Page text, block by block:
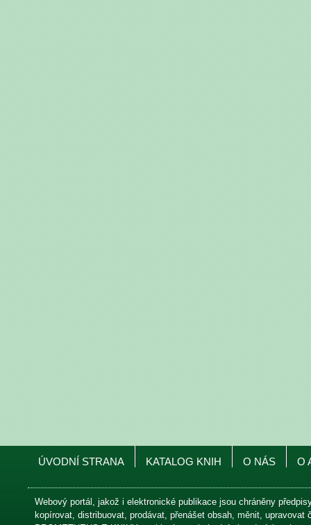
ÚVODNÍ STRANA KATALOG KNIH O NÁS O
Webový portál, jakož i elektronické publikace jsou chráněny
kopírovat, distribuovat, prodávat, přenášet obsah, měnit,